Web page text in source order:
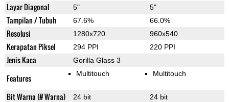
Layar Diagonal 5" 5"
Tampilan / Tubuh 67.6% 66.0%
Resolusi 1280x720 960x540
Kerapatan Piksel 294 PPI 220 PPI
Jenis Kaca Gorilla Glass 3
Features Multitouch Multitouch
Bit Warna (# Warna) 24 bit 24 bit